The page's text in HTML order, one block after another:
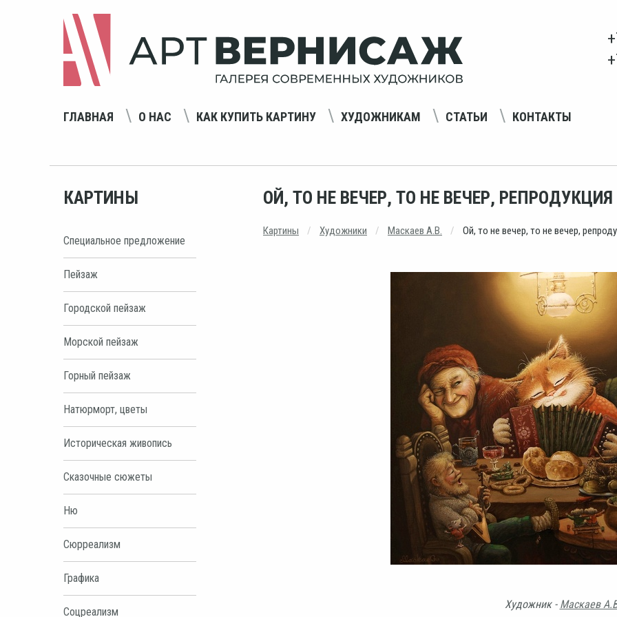
ГЛАВНАЯ О НАС КАК КУПИТЬ КАРТИНУ ХУДОЖНИКАМ СТАТЬИ КОНТАКТЫ
КАРТИНЫ
Специальное предложение
Пейзаж
Городской пейзаж
Морской пейзаж
Горный пейзаж
Натюрморт, цветы
Историческая живопись
Сказочные сюжеты
Ню
Сюрреализм
Графика
Соцреализм
ОЙ, ТО НЕ ВЕЧЕР, ТО НЕ ВЕЧЕР, РЕПРОДУКЦИЯ
Картины Художники Маскаев А.В. Ой, то не вечер, то не вечер,
Художник - Маскаев